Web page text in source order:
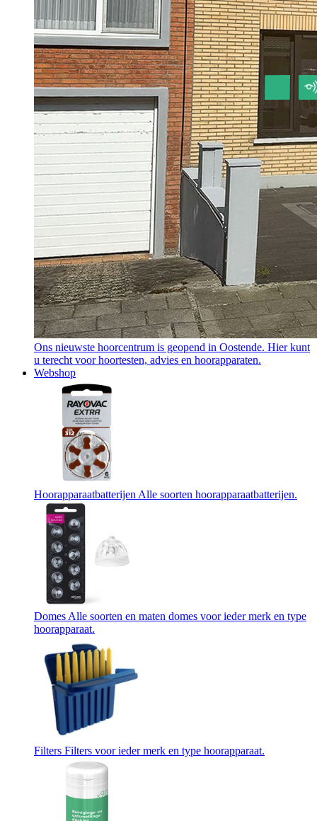
Ons nieuwste hoorcentrum is geopend in Oostende. Hier kunt
u terecht voor hoortesten, advies en hoorapparaten.
Webshop
Hoorapparaatbatterijen Alle soorten hoorapparaatbatterijen.
Domes Alle soorten en maten domes voor ieder merk en type
hoorapparaat.
Filters Filters voor ieder merk en type hoorapparaat.